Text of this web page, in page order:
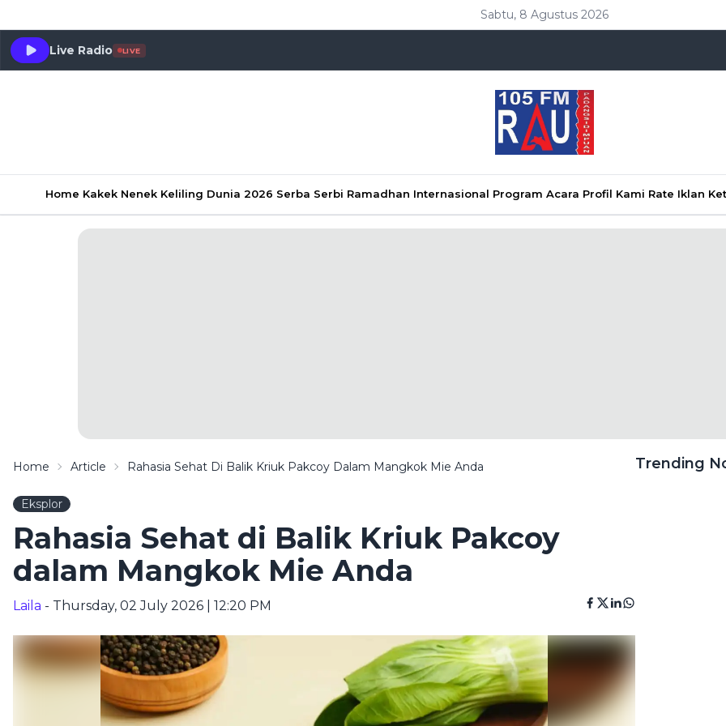
Sabtu, 8 Agustus 2026
Live Radio LIVE
Home Kakek Nenek Keliling Dunia 2026 Serba Serbi Ramadhan Internasional Program Acara Profil Kami Rate Iklan
Home Article Rahasia Sehat Di Balik Kriuk Pakcoy Dalam Mangkok Mie Anda
Eksplor
Rahasia Sehat di Balik Kriuk Pakcoy
dalam Mangkok Mie Anda
Laila - Thursday, 02 July 2026 | 12:20 PM
Trending